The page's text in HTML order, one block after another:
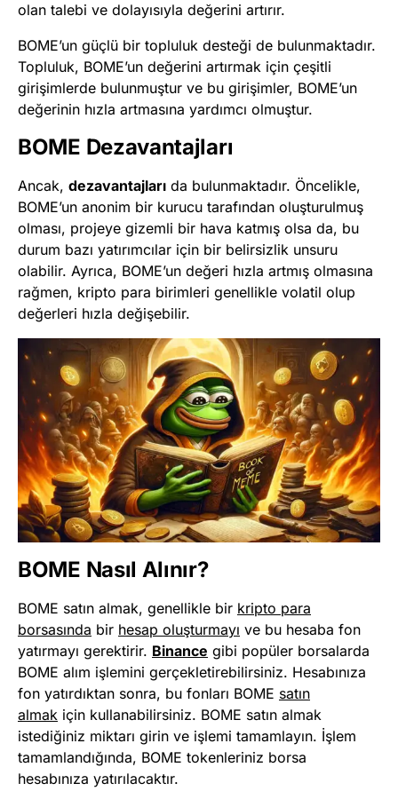
olan talebi ve dolayısıyla değerini artırır.
BOME’un güçlü bir topluluk desteği de bulunmaktadır.
Topluluk, BOME’un değerini artırmak için çeşitli
girişimlerde bulunmuştur ve bu girişimler, BOME’un
değerinin hızla artmasına yardımcı olmuştur.
BOME Dezavantajları
Ancak, dezavantajları da bulunmaktadır. Öncelikle,
BOME’un anonim bir kurucu tarafından oluşturulmuş
olması, projeye gizemli bir hava katmış olsa da, bu
durum bazı yatırımcılar için bir belirsizlik unsuru
olabilir. Ayrıca, BOME’un değeri hızla artmış olmasına
rağmen, kripto para birimleri genellikle volatil olup
değerleri hızla değişebilir.
BOME Nasıl Alınır?
BOME satın almak, genellikle bir kripto para
borsasında bir hesap oluşturmayı ve bu hesaba fon
yatırmayı gerektirir. Binance gibi popüler borsalarda
BOME alım işlemini gerçekletirebilirsiniz. Hesabınıza
fon yatırdıktan sonra, bu fonları BOME satın
almak için kullanabilirsiniz. BOME satın almak
istediğiniz miktarı girin ve işlemi tamamlayın. İşlem
tamamlandığında, BOME tokenleriniz borsa
hesabınıza yatırılacaktır.